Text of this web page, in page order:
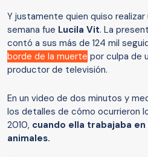
Y justamente quien quiso
semana fue Lucila Vit. La
contó a sus más de 124 mil
borde de la muerte por culpa de
productor de televisión.
En un video de dos minutos y
los detalles de cómo ocurrieron
2010, cuando ella trabajaba
animales.